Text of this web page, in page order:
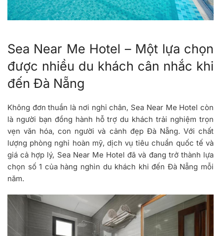
Sea Near Me Hotel – Một lựa chọn
được nhiều du khách cân nhắc khi
đến Đà Nẵng
Không đơn thuần là nơi nghỉ chân, Sea Near Me Hotel còn
là người bạn đồng hành hỗ trợ du khách trải nghiệm trọn
vẹn văn hóa, con người và cảnh đẹp Đà Nẵng. Với chất
lượng phòng nghỉ hoàn mỹ, dịch vụ tiêu chuẩn quốc tế và
giá cả hợp lý, Sea Near Me Hotel đã và đang trở thành lựa
chọn số 1 của hàng nghìn du khách khi đến Đà Nẵng mỗi
năm.